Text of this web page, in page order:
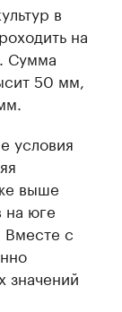
в
на
Сумма
50 мм,
условия
выше
на юге
Вместе с
значений